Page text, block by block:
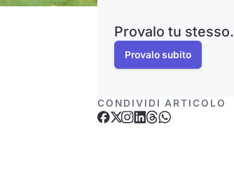
Provalo tu stesso.
Provalo subito
CONDIVIDI ARTICOLO